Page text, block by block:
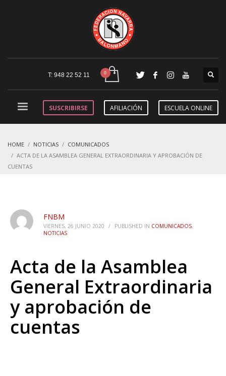
T: 948 22 52 11
SUSCRIBIRSE AFILIACIÓN ESCUELA ONLINE
HOME NOTICIAS
COMUNICADOS
ACTA DE LA ASAMBLEA GENERAL EXTRAORDINARIA Y APROBACIÓN DE
CUENTAS
FNBM
VIERNES, 26 JUNIO 2020 / PUBLISHED IN COMUNICADOS,
NOTICIAS
Acta de la Asamblea
General Extraordinaria
y aprobación de
cuentas